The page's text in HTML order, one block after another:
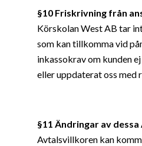
§10 Friskrivning från
Körskolan West AB tar
som kan tillkomma vid
inkassokrav om kunden
eller uppdaterat oss med
§11 Ändringar av
Avtalsvillkoren kan